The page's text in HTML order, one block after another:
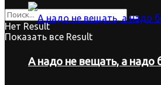
Нет Result
Показать все Result
А надо не вещать, а надо